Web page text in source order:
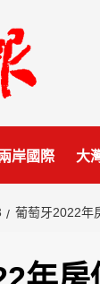
岸國際 大
葡萄牙2022年